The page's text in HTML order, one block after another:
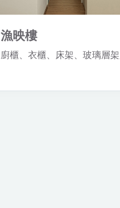
漁映樓
廚櫃、衣櫃、床架、玻璃層